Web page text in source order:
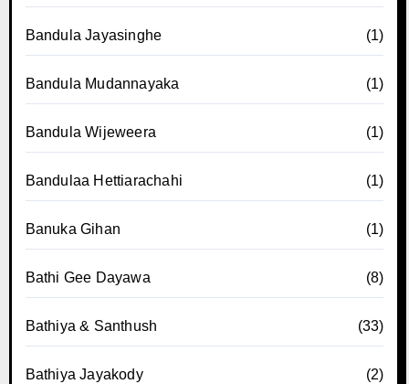
Bandula Jayasinghe (1)
Bandula Mudannayaka (1)
Bandula Wijeweera (1)
Bandulaa Hettiarachahi (1)
Banuka Gihan (1)
Bathi Gee Dayawa (8)
Bathiya & Santhush (33)
Bathiya Jayakody (2)